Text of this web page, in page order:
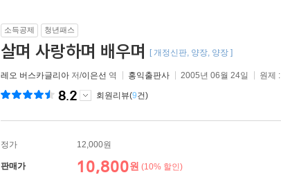
소득공제 청년패스
살며 사랑하며 배우며 [ 개정신판, 양장, 양장 ]
레오 버스카글리아 저/이은선 역 홍익출판사 2005년 06월 24일 원제 :
8.2 회원리뷰(9건)
정가 12,000원
판매가 10,800원 (10% 할인)